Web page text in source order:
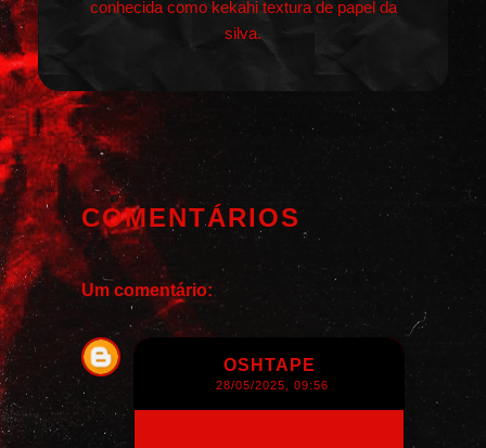
conhecida como kekahi textura de papel da
silva.
COMENTÁRIOS
Um comentário:
OSHTAPE
28/05/2025, 09:56